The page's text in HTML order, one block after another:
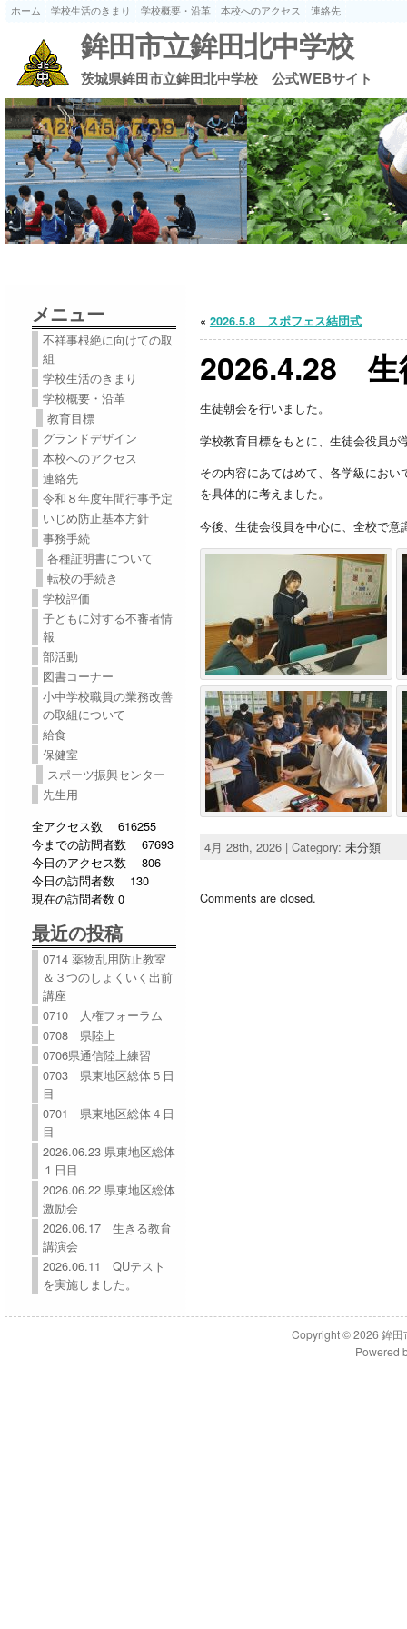
ホーム 学校生活のきまり 学校概要・沿革 本校へのアクセス 連絡先
鉾田市立鉾田北中学校
茨城県鉾田市立鉾田北中学校 公式WEBサイト
メニュー
不祥事根絶に向けての取
組
学校生活のきまり
学校概要・沿革
教育目標
グランドデザイン
本校へのアクセス
連絡先
令和８年度年間行事予定
いじめ防止基本方針
事務手続
各種証明書について
転校の手続き
学校評価
子どもに対する不審者情
報
部活動
図書コーナー
小中学校職員の業務改善
の取組について
給食
保健室
スポーツ振興センター
先生用
全アクセス数 616255
今までの訪問者数 67693
今日のアクセス数 806
今日の訪問者数 130
現在の訪問者数 0
最近の投稿
0714 薬物乱用防止教室
＆３つのしょくいく出前
講座
0710 人権フォーラム
0708 県陸上
0706県通信陸上練習
0703 県東地区総体５日
目
0701 県東地区総体４日
目
2026.06.23 県東地区総体
１日目
2026.06.22 県東地区総体
激励会
2026.06.17 生きる教育
講演会
2026.06.11 QUテスト
を実施しました。
« 2026.5.8 スポフェス結団式
2026.4.28 生
生徒朝会を行いました。
学校教育目標をもとに、生徒会役員
その内容にあてはめて、各学級にお
を具体的に考えました。
今後、生徒会役員を中心に、全校で
4月 28th, 2026 | Category: 未分類
Comments are closed.
Copyright © 2026鉾田
Powered